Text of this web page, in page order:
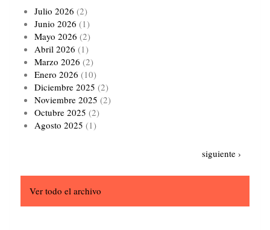
Julio 2026 (2)
Junio 2026 (1)
Mayo 2026 (2)
Abril 2026 (1)
Marzo 2026 (2)
Enero 2026 (10)
Diciembre 2025 (2)
Noviembre 2025 (2)
Octubre 2025 (2)
Agosto 2025 (1)
Siguiente
siguiente ›
Ver todo el archivo